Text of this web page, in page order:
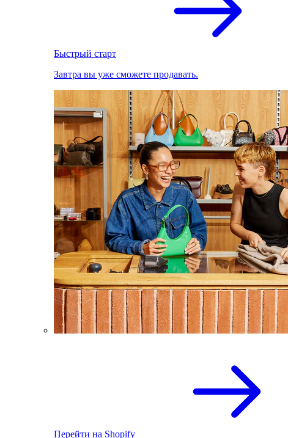
Быстрый старт
Завтра вы уже сможете продавать.
Перейти на Shopify